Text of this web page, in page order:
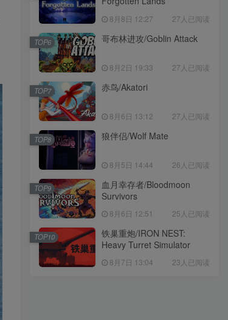
8月8日 12:27 27人已阅读
哥布林进攻/Goblin Attack
8月2日 19:33 27人已阅读
TOP6
赤鸟/Akatori
8月6日 13:12 27人已阅读
TOP7
狼伴侣/Wolf Mate
8月5日 14:44 26人已阅读
TOP8
血月幸存者/Bloodmoon
Survivors
8月6日 12:51 25人已阅读
TOP9
铁巢重炮/IRON NEST:
Heavy Turret Simulator
8月7日 13:04 23人已阅读
TOP10